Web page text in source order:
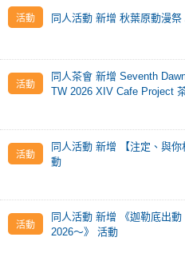
會員中心
登入
同人活動 新增 秋葉原動漫
同人茶會 新增 Seventh
TW 2026 XIV Cafe Project
同人活動 新增 【注定、與
動
同人活動 新增 《迦勒底出
2026～》 活動